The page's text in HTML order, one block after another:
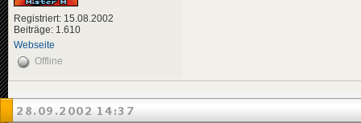
Registriert: 15.08.2002
Beiträge: 1.610
Webseite
Offline
28.09.2002 14:37